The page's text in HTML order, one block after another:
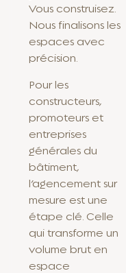
Vous construisez.
Nous finalisons les
espaces avec
précision.
Pour les
constructeurs,
promoteurs et
entreprises
générales du
bâtiment,
l’agencement sur
mesure est une
étape clé. Celle
qui transforme un
volume brut en
espace